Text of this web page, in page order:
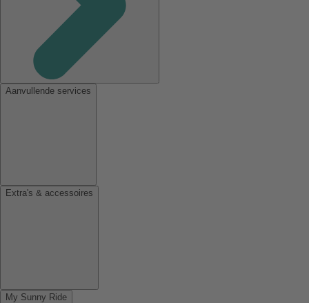
Aanvullende services
Extra's & accessoires
My Sunny Ride